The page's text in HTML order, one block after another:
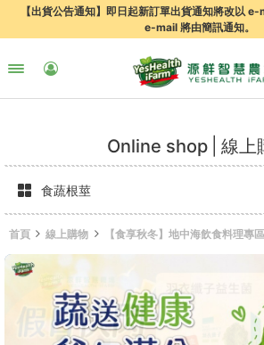
【出貨公告通知】即日起新訂單出貨通知將改以
e-mail 將由簡訊通知。
Online shop 線上
食蔬根莖
首頁 線上購物 【食享秋冬】地中海飲食料理專區